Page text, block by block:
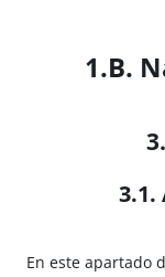
1.B.
En este apartado